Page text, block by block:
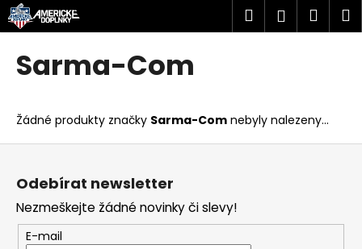
Přejít
na
obsah
Hledat
Sarma-Com
Žádné produkty značky Sarma-Com nebyly nalezeny...
K
o
o
p
o
t
ř
e
b
Z
Odebírat newsletter
Nezmeškejte žádné novinky či slevy!
E-mail